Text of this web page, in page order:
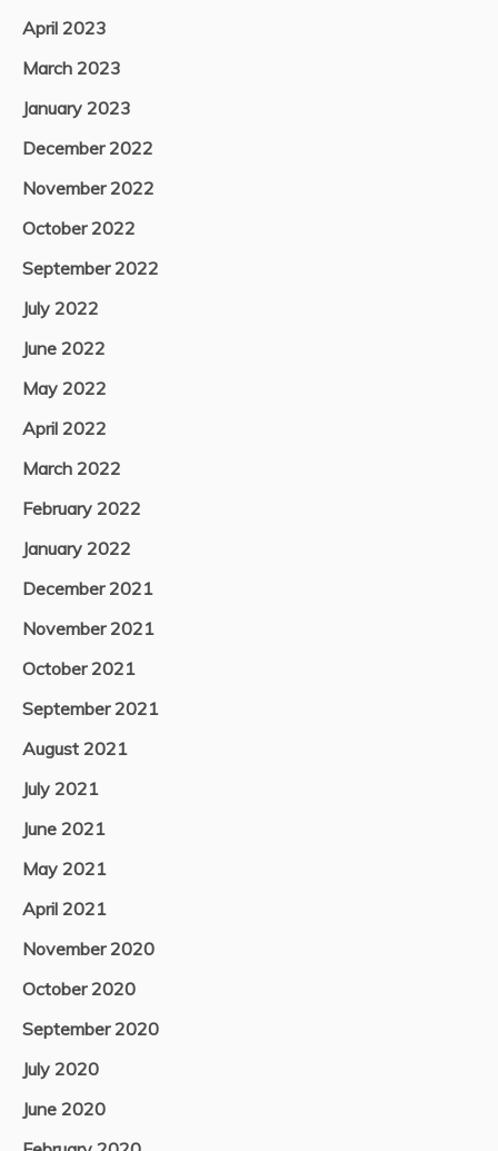
April 2023
March 2023
January 2023
December 2022
November 2022
October 2022
September 2022
July 2022
June 2022
May 2022
April 2022
March 2022
February 2022
January 2022
December 2021
November 2021
October 2021
September 2021
August 2021
July 2021
June 2021
May 2021
April 2021
November 2020
October 2020
September 2020
July 2020
June 2020